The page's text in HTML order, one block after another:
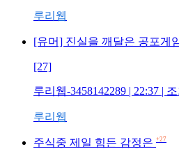
루리웹
[유머] 진실을 깨달은 공포게
[27]
루리웹-3458142289 | 22:37 | 조
루리웹
주식중 제일 힘든 감정은 +27